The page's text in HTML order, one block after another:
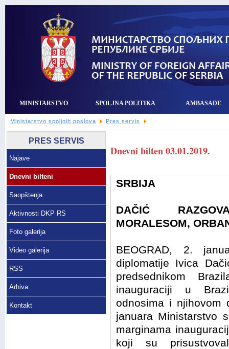
MINISTARSTVO SPOLJNA POLITIKA AMBASADE
Ministarstvo spoljnih poslova Pres servis
PRES SERVIS
Najave
Dnevni bilteni
Saopštenja
Aktivnosti DKP RS
Foto galerija
Video galerija
RSS
Arhiva
Kontakt
Dnevni bilten 03.01.2019.
SRBIJA
DAČIĆ
MORALESOM,
BEOGRAD, 2.
diplomatije Ivica
predsednikom
inauguraciji u
odnosima i njihovom
januara Ministarstvo
marginama
koji su